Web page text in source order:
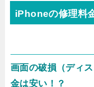
iPhoneの修理料
画面の破損（ディ
金は安い！？